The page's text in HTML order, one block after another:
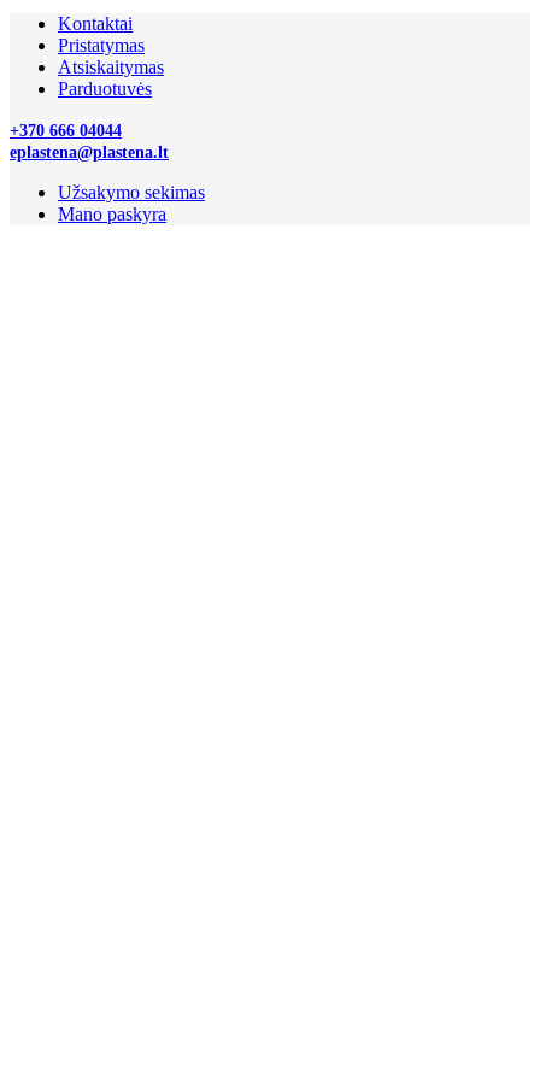
Kontaktai
Pristatymas
Atsiskaitymas
Parduotuvės
+370 666 04044
eplastena@plastena.lt
Užsakymo sekimas
Mano paskyra